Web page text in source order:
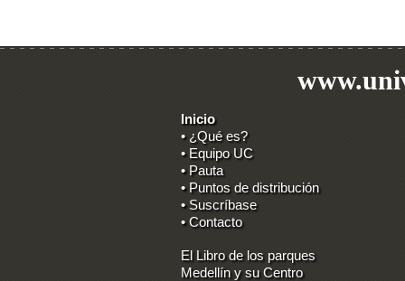
Inicio
• ¿Qué es?
• Equipo UC
• Pauta
• Puntos de distribución
• Suscríbase
• Contacto
El Libro de los parques
Medellín y su Centro